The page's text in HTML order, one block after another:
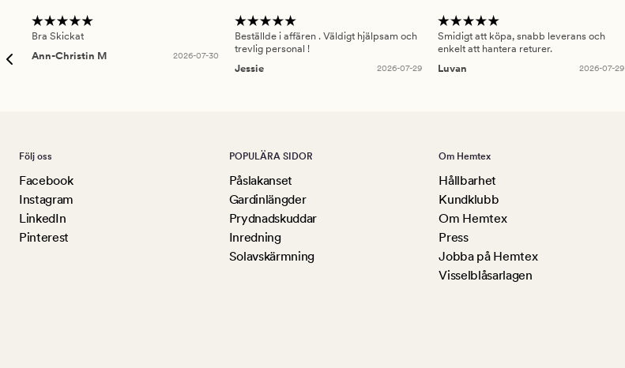
Bra Skickat
Ann-Christin M
2026-07-30
Beställde i affären . Väldigt hjälpsam och
trevlig personal !
Jessie
2026-07-29
Smidigt att köpa, snabb leverans och
enkelt att hantera returer.
Luvan
2026-07-29
Följ oss
Facebook
Instagram
LinkedIn
Pinterest
POPULÄRA SIDOR
Påslakanset
Gardinlängder
Prydnadskuddar
Inredning
Solavskärmning
Om Hemtex
Hållbarhet
Kundklubb
Om Hemtex
Press
Jobba på Hemtex
Visselblåsarlagen